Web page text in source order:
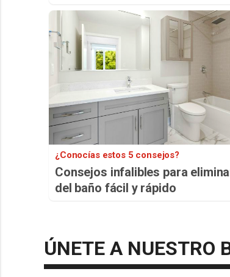
¿Conocías estos 5 consejos?
Consejos infalibles para
del baño fácil y rápido
ÚNETE A NUESTRO